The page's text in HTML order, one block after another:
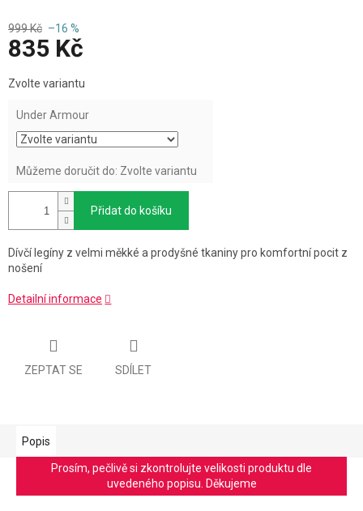
999 Kč –16 %
835 Kč
cena:
Zvolte variantu
Under Armour
Můžeme doručit do: Zvolte variantu
Přidat do košíku
Dívčí legíny z velmi měkké a prodyšné tkaniny pro komfortní pocit z
nošení
Detailní informace
ZEPTAT SE SDÍLET
Popis
Prosím, pečlivě si zkontrolujte velikosti produktu dle
uvedeného popisu. Děkujeme